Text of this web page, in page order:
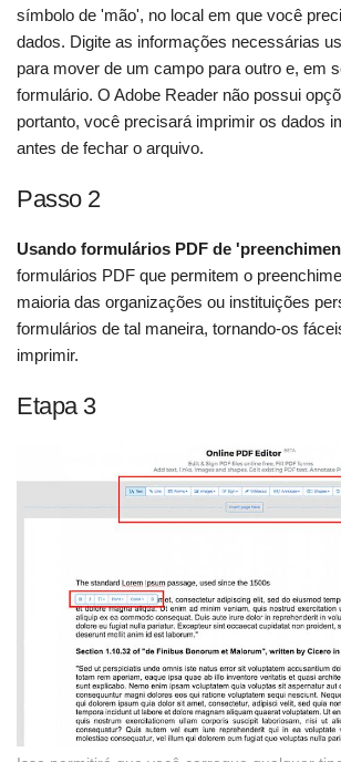
símbolo de 'mão', no local em que você
dados. Digite as informações necessárias
para mover de um campo para outro e, em
formulário. O Adobe Reader não possui
portanto, você precisará imprimir os dados
antes de fechar o arquivo.
Passo 2
Usando formulários PDF de
formulários PDF que permitem o
maioria das organizações ou instituições
formulários de tal maneira, tornando-os
imprimir.
Etapa 3